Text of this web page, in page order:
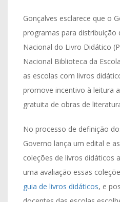
Gonçalves esclarece que o
programas para distribuição
Nacional do Livro Didático
Nacional Biblioteca da
as escolas com livros
promove incentivo à leitura
gratuita de obras de
No processo de definição
Governo lança um edital e
coleções de livros didáticos
uma avaliação essas
guia de livros didáticos, e